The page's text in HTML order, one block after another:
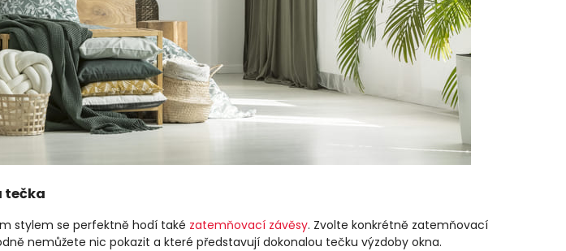
tečka
stylem se perfektně hodí také zatemňovací závěsy. Zvolte konkrétně zatemňovací
nemůžete nic pokazit a které představují dokonalou tečku výzdoby okna.